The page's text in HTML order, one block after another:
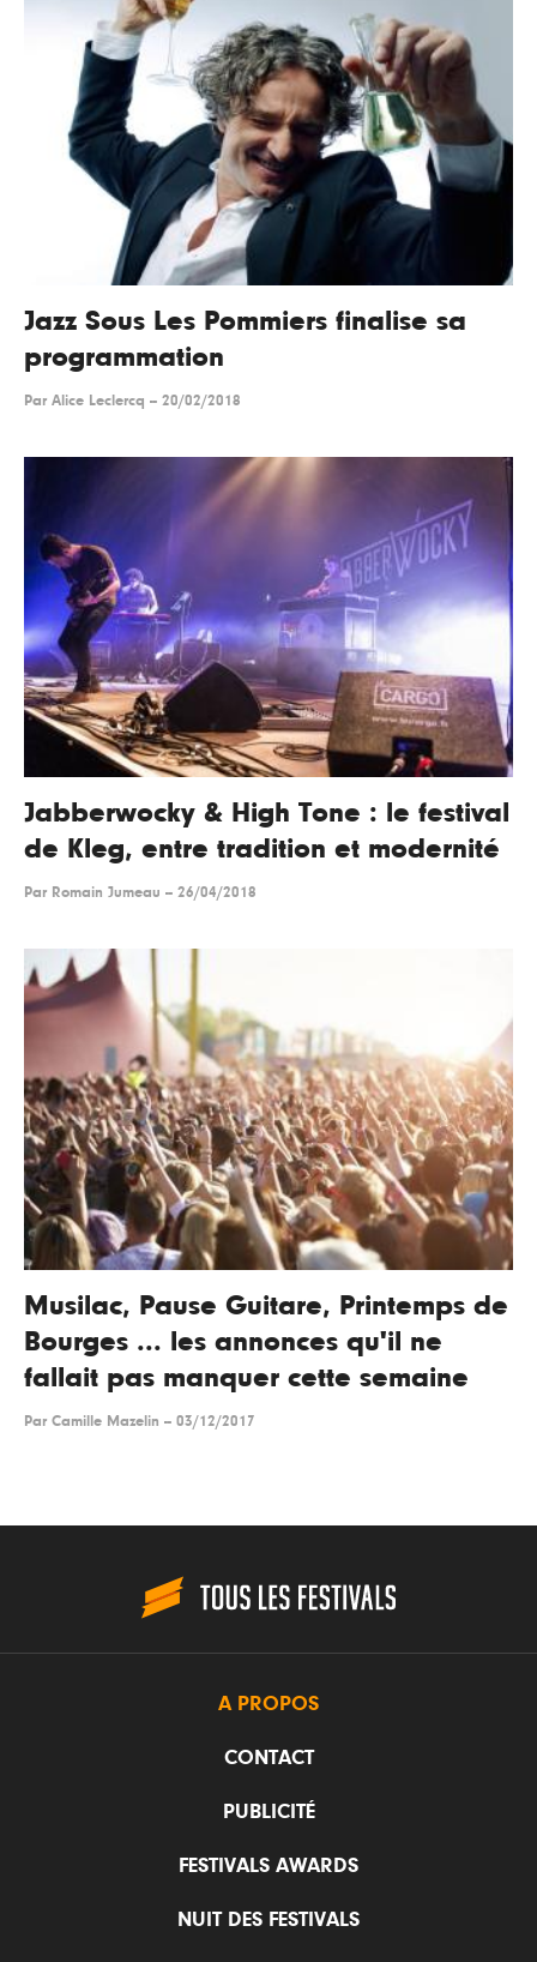
Jazz Sous Les Pommiers finalise sa
programmation
Par Alice Leclercq -- 20/02/2018
Jabberwocky & High Tone : le festival
de Kleg, entre tradition et modernité
Par Romain Jumeau -- 26/04/2018
Musilac, Pause Guitare, Printemps de
Bourges ... les annonces qu'il ne
fallait pas manquer cette semaine
Par Camille Mazelin -- 03/12/2017
A PROPOS
CONTACT
PUBLICITÉ
FESTIVALS AWARDS
NUIT DES FESTIVALS